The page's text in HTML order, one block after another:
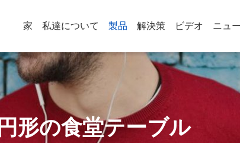
家 私達について 製品 解決策 ビデオ ニュ
円形の食堂テーブル